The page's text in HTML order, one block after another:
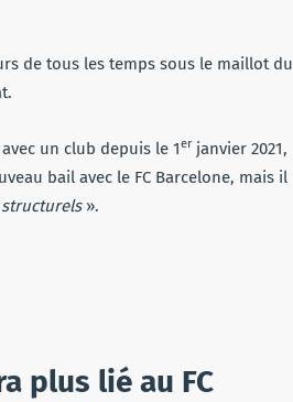
de tous les temps sous le maillot du
un club depuis le 1erjanvier 2021,
bail avec le FC Barcelone, mais il
».
plus lié au FC